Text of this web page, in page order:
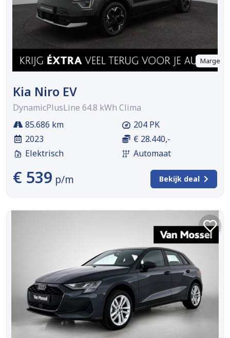
Marge
Kia Niro EV
DynamicPlusLine 64.8 kWh Clima
85.686 km
2023
Elektrisch
204 PK
€ 28.440,-
Automaat
€ 539 p/m Bekijk deal